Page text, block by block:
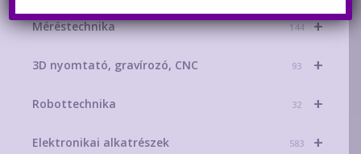
+
Méréstechnika 144
+
3D nyomtató, gravírozó, CNC 93
+
Robottechnika 32
+
Elektronikai alkatrészek 583